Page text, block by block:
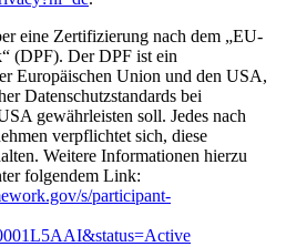
eine Zertifizierung nach dem „EU-
(DPF). Der DPF ist ein
Europäischen Union und den USA,
Datenschutzstandards bei
gewährleisten soll. Jedes nach
verpflichtet sich, diese
Weitere Informationen hierzu
folgendem Link:
s/participant-